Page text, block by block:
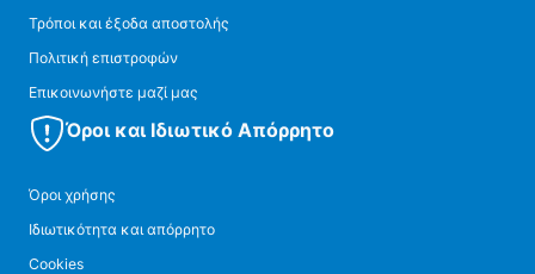
Τρόποι και έξοδα αποστολής
Πολιτική επιστροφών
Επικοινωνήστε μαζί μας
Όροι και Ιδιωτικό Απόρρητο
Όροι χρήσης
Ιδιωτικότητα και απόρρητο
Cookies